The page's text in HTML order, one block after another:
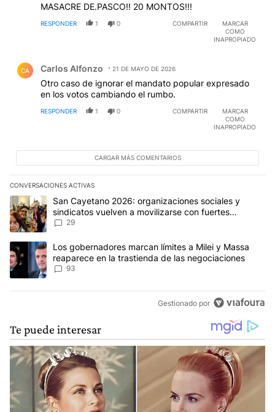
MASACRE DE.PASCO!! 20 MONTOS!!!
RESPONDER 1 0 COMPARTIR
MARCAR
COMO
INAPROPIADO
CA Carlos Alfonzo 21 DE MAYO DE 2026
Otro caso de ignorar el mandato popular expresado
en los votos cambiando el rumbo.
RESPONDER 1 0 COMPARTIR
MARCAR
COMO
INAPROPIADO
CARGAR MÁS COMENTARIOS
CONVERSACIONES ACTIVAS
Este listado muestra los artículos con más comentarios en los
Un artículo de tendencia con el título "San Cayetano 2026:
San Cayetano 2026: organizaciones sociales y
sindicatos vuelven a movilizarse con fuertes
reclamos al Gobierno
29
Un artículo de tendencia con el título "Los gobernadores
Los gobernadores marcan límites a Milei y Massa
reaparece en la trastienda de las negociaciones
93
Gestionado por